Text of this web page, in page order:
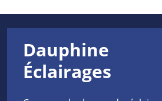
Dauphine
Éclairages